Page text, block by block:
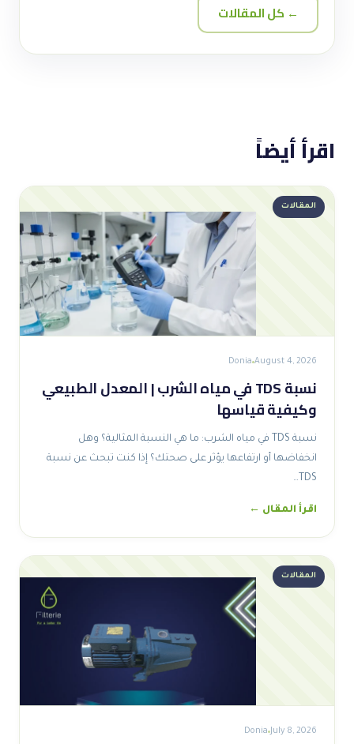
← كل المقالات
اقرأ أيضاً
المقالات
August 4, 2026
Donia
نسبة TDS في مياه الشرب | المعدل الطبيعي
وكيفية قياسها
نسبة TDS في مياه الشرب: ما هي النسبة المثالية؟ وهل
انخفاضها أو ارتفاعها يؤثر على صحتك؟ إذا كنت تبحث عن نسبة
TDS…
اقرأ المقال ←
المقالات
July 8, 2026
Donia